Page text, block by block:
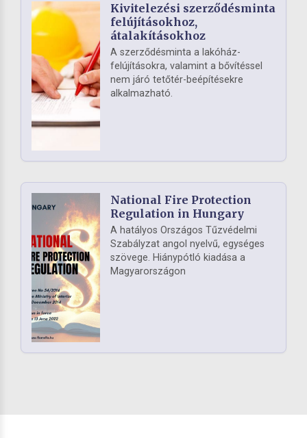
Kivitelezési szerződésminta
felújításokhoz,
átalakításokhoz
A szerződésminta a lakóház-
felújításokra, valamint a bővítéssel
nem járó tetőtér-beépítésekre
alkalmazható.
National Fire Protection
Regulation in Hungary
A hatályos Országos Tűzvédelmi
Szabályzat angol nyelvű, egységes
szövege. Hiánypótló kiadása a
Magyarországon